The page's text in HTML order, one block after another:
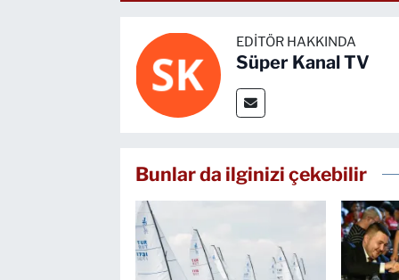
EDITÖR HAKKINDA
Süper Kanal TV
Bunlar da ilginizi çekebilir